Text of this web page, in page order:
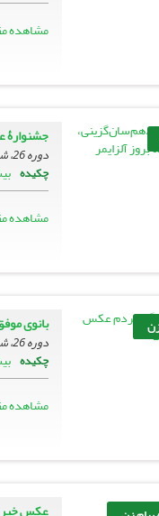
مشاهده
جشنوارۀ
دوره 26، شماره 305 ، مهر 1396، صفحه
چکیده
مشاهده
بانوی
دوره 26، شماره 305 ، مهر 1396، صفحه
چکیده
مشاهده